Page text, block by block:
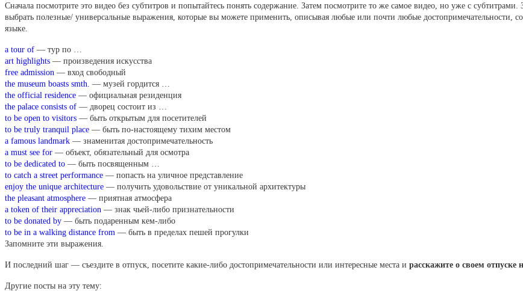
Сначала посмотрите это видео без субтитров и попытайтесь понять содержание. Затем посмотрите то же самое видео, но уже с субтитрами.
выбрать полезные/ универсальные выражения, которые вы можете применить, описывая любые или почти любые достопримечательности,
языке.
a tour of — тур по …
art highlights — произведения искусства
free admission — вход свободный
the museum boasts smth. — музей гордится …
the official residence — официальная резиденция
the palace consists of — дворец состоит из …
to be open to visitors — быть открытым для посетителей
to be truly tranquil place — быть по-настоящему тихим местом
a famous landmark — знаменитая достопримечательность
a must see for — объект, обязательный для осмотра
to be dedicated to — быть посвященным …
to catch a street performance — попасть на уличное представление
enjoy the unique architecture — получить удовольствие от уникальной архитектуры
the pleasant atmosphere — приятная атмосфера
a token of their appreciation — знак чьей-либо признательности
to be donated by — быть подаренным кем-либо
to be in a walking distance from — быть в пределах пешей прогулки
Запомните эти выражения.
И последний шаг — съездите в отпуск, посетите какие-либо достопримечательности или интересные места и расскажите о своем отпуске
Другие посты на эту тему: